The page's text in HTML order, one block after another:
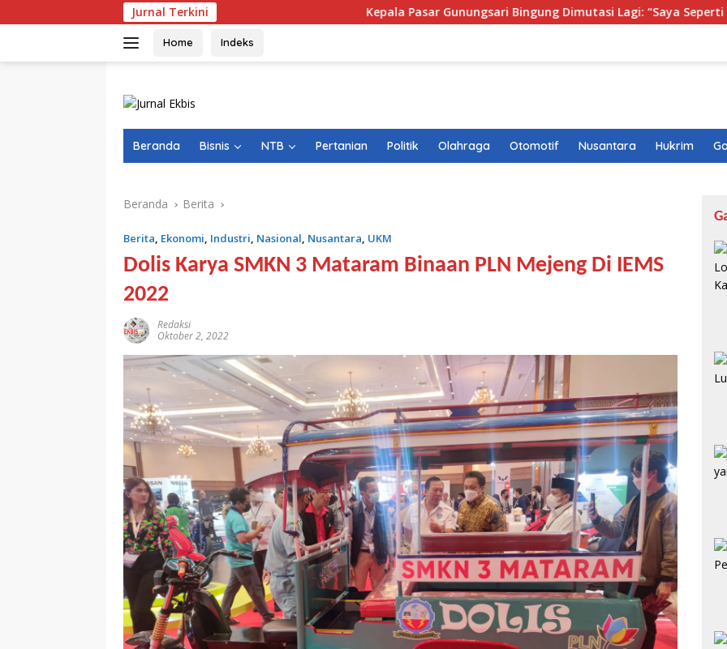
ke
Jurnal Terkini Kepala Pasar Gunungsari Bingung Dimutasi Lagi: “Saya Seperti Diputar-putar”
Home Indeks
Beranda Bisnis NTB Pertanian Politik Olahraga Otomotif Nusantara Hukrim
Beranda Berita
Berita, Ekonomi, Industri, Nasional, Nusantara, UKM
Dolis Karya SMKN 3 Mataram Binaan PLN Mejeng Di IEMS
2022
Redaksi
Oktober 2, 2022